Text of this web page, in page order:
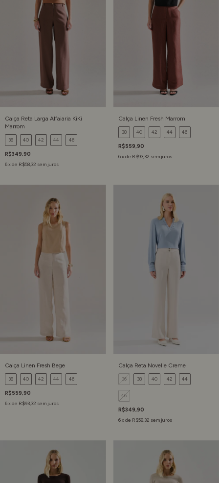
Calça Reta Larga Alfaiaria KiKi
Marrom
38 40 42 44 46
R$349,90
6x de R$58,32 sem juros
Calça Linen Fresh Marrom
38 40 42 44 46
R$559,90
6x de R$93,32 sem juros
Calça Linen Fresh Bege
38 40 42 44 46
R$559,90
6x de R$93,32 sem juros
Calça Reta Novelle Creme
36 38 40 42 44
46
R$349,90
6x de R$58,32 sem juros